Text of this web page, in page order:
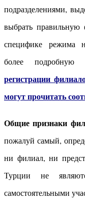
подразделениями,
выбрать правильную
специфике режима
более подробную
регистрации
могут прочитать
Общие признаки
пожалуй самый,
ни филиал, ни
Турции не
самостоятельными